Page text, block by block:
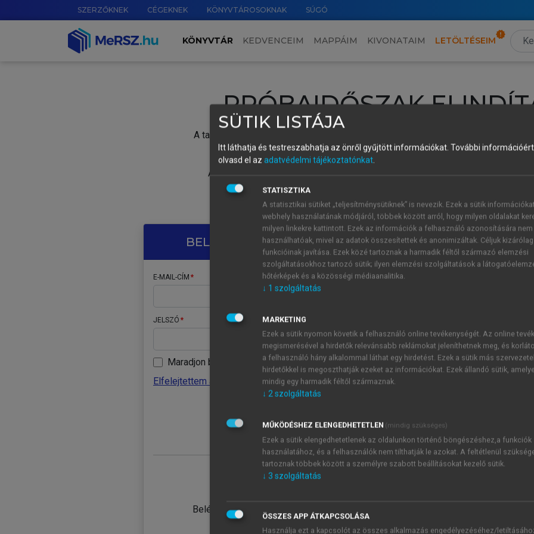
SZERZŐKNEK CÉGEKNEK KÖNYVTÁROSOKNAK SÚGÓ
KÖNYVTÁR KEDVENCEIM MAPPÁIM KIVONATAIM LETÖLTÉSEIM
PRÓBAIDŐSZAK
A tartalom megtekintéséhez lépj be a saját fiókoddal, iskolai azonosítóddal vagy
Új felhasználóként1 óra díjmentes hozzáférésrevagy
A próbaidőszak elindításához,
vagy hozz
A regisztráció után a
BELÉPÉS SAJÁT FIÓKKAL
E-MAIL-CÍM
JELSZÓ
Maradjon belépve
Elfelejtettem a jelszavamat
Belépés intézményi azonosítóval
ÚJ FIÓK
1 óra
JELSZÓ
Kérek értesítést a MeRSZ
Kérek értesítést az
SÜTIK LISTÁJA
Itt láthatja és testreszabhatja az önről gyűjtött információkat. További
olvasd el az adatvédelmi tájékoztatónkat.
STATISZTIKA
A statisztikai sütiket „teljesítménysütiknek” is nevezik. Ezek a sütik
webhely használatának módjáról, többek között arról, hogy milyen oldalakat
milyen linkekre kattintott. Ezek az információk a felhasználó azonosítására nem
használhatóak, mivel az adatok összesítettek és anonimizáltak. Céljuk
funkcióinak javítása. Ezek közé tartoznak a harmadik féltől származó elemzési
szolgáltatásokhoz tartozó sütik; ilyen elemzési szolgáltatások a
hőtérképek és a közösségi médiaanalitika.
↓ 1 szolgáltatás
MARKETING
Ezek a sütik nyomon követik a felhasználó online tevékenységét. Az online
megismerésével a hirdetők relevánsabb reklámokat jeleníthetnek meg, és
a felhasználó hány alkalommal láthat egy hirdetést. Ezek a sütik más
hirdetőkkel is megoszthatják ezeket az információkat. Ezek állandó sütik,
mindig egy harmadik féltől származnak.
↓ 2szolgáltatás
MŰKÖDÉSHEZ ELENGEDHETETLEN (mindig szükséges)
Ezek a sütik elengedhetetlenek az oldalunkon történő böngészéshez,a funkciók
használatához, és a felhasználók nem tilthatják le azokat. A feltétlenül
tartoznak többek között a személyre szabott beállításokat kezelő sütik.
↓ 3 szolgáltatás
ÖSSZES APP ÁTKAPCSOLÁSA
Használja ezt a kapcsolót az összes alkalmazás engedélyezéséhez/